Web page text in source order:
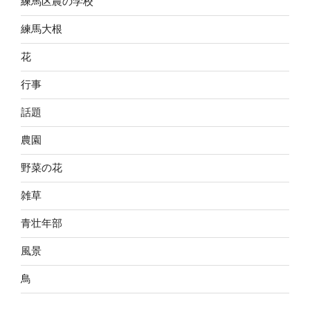
練馬大根
花
行事
話題
農園
野菜の花
雑草
青壮年部
風景
鳥